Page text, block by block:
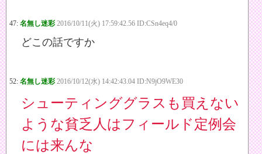
47: 名無し迷彩 2016/10/11(火) 17:59:42.56 ID:CSn4eq4/0
どこの話ですか
52: 名無し迷彩 2016/10/12(水) 14:42:43.04 ID:N9jO9WE30
シューティンググラスも買えない
ような貧乏人はフィールド定例会
には来んな